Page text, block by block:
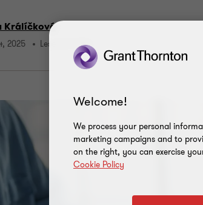
Králíčková
2025 Lesezeit 3 Min.
Welcome!
We process your personal
marketing campaigns and to
on the right, you can exercise
Cookie Policy